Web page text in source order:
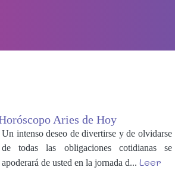
Aries de Hoy
Un intenso deseo de divertirse y de olvidarse
de todas las obligaciones cotidianas se
apoderará de usted en la jornada d... Leer